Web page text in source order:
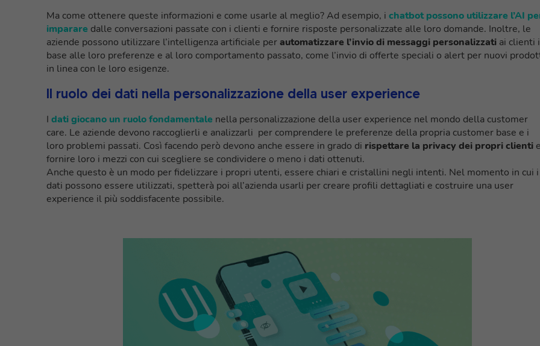
Ma come ottenere queste informazioni e come usarle al meglio? Ad esempio, i chatbot possono utilizzare l’AI
imparare dalle conversazioni passate con i clienti e fornire risposte personalizzate alle loro domande. Inoltre, le
aziende possono utilizzare l’intelligenza artificiale perautomatizzare l’invio di messaggi personalizzati ai clienti
base alle loro preferenze e al loro comportamento passato, come l’invio di offerte speciali o alert per nuovi
in linea con le loro esigenze.
Il ruolo dei dati nella personalizzazione della user experience
I dati giocano un ruolo fondamentale nella personalizzazione della user experience nel mondo della customer
care. Le aziende devono raccoglierli e analizzarli per comprendere le preferenze della propria customer base e i
loro problemi passati. Così facendo però devono anche essere in grado di rispettare la privacy dei propri clienti
fornire loro i mezzi con cui scegliere se condividere o meno i dati ottenuti.
Anche questo è un modo per fidelizzare i propri utenti, essere chiari e cristallini negli intenti. Nel momento in cui i
dati possono essere utilizzati, spetterà poi all’azienda usarli per creare profili dettagliati e costruire una user
experience il più soddisfacente possibile.